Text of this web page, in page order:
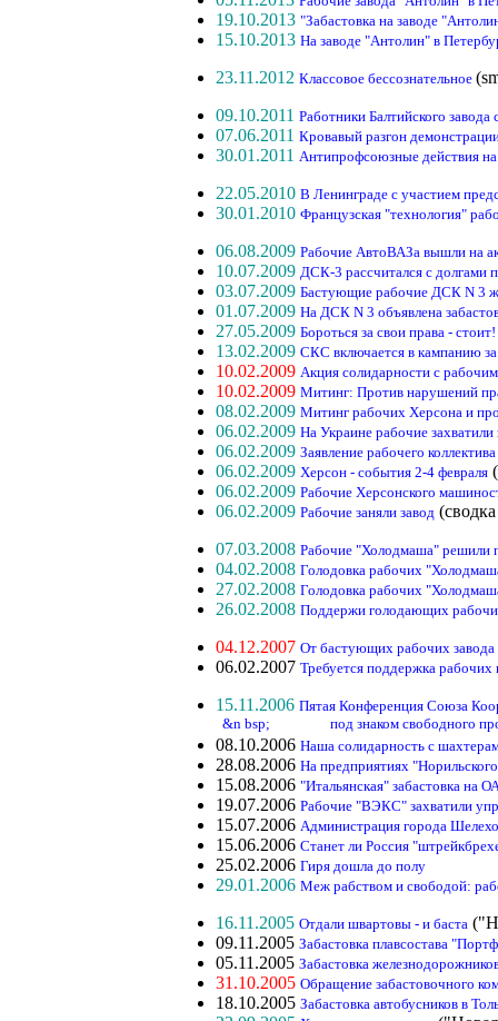
19.10.2013 "Забастовка на заводе
15.10.2013 На заводе "Антолин" в
23.11.2012 Классовое бессознательное
09.10.2011 Работники Балтийского
07.06.2011 Кровавый разгон
30.01.2011 Антипрофсоюзные действия
22.05.2010 В Ленинграде с участием
30.01.2010 Французская "технология"
06.08.2009 Рабочие АвтоВАЗа вышли на
10.07.2009 ДСК-3 рассчитался с долгами
03.07.2009 Бастующие рабочие ДСК N 3
01.07.2009 На ДСК N 3 объявлена
27.05.2009 Бороться за свои права - стоит!
13.02.2009 СКС включается в кампанию
10.02.2009 Акция солидарности с
10.02.2009 Митинг: Против нарушений
08.02.2009 Митинг рабочих Херсона и
06.02.2009 На Украине рабочие захватили
06.02.2009 Заявление рабочего
06.02.2009 Херсон - события 2-4 февраля
06.02.2009 Рабочие Херсонского
06.02.2009 Рабочие заняли завод
07.03.2008 Рабочие "Холодмаша" решили
04.02.2008 Голодовка рабочих
27.02.2008 Голодовка рабочих
26.02.2008 Поддержи голодающих
04.12.2007 От бастующих рабочих
06.02.2007 Требуется поддержка
15.11.2006 Пятая Конференция Союза
&n bsp; под знаком свободного
08.10.2006 Наша солидарность с
28.08.2006 На предприятиях
15.08.2006 "Итальянская" забастовка на
19.07.2006 Рабочие "ВЭКС" захватили
15.07.2006 Администрация города
15.06.2006 Станет ли Россия
25.02.2006 Гиря дошла до полу
29.01.2006 Меж рабством и свободой:
16.11.2005 Отдали швартовы - и баста
09.11.2005 Забастовка плавсостава
05.11.2005 Забастовка
31.10.2005 Обращение забастовочного
18.10.2005 Забастовка автобусников в